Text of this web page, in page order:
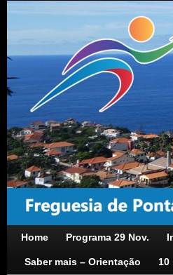
Home Programa 29 Nov.
Saber mais – Orientação 10